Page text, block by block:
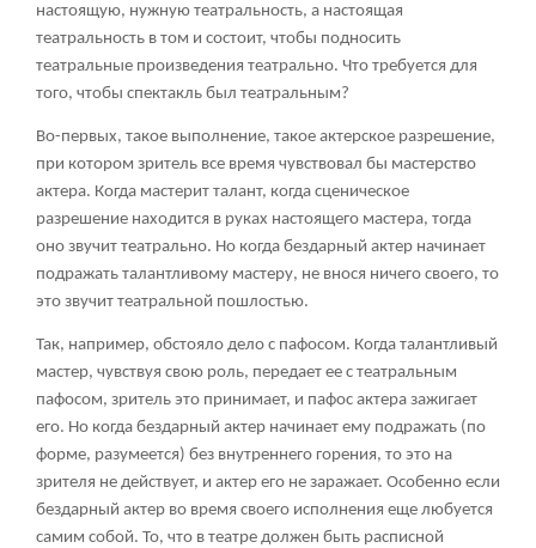
настоящую, нужную театральность, а настоящая
театральность в том и состоит, чтобы подносить
театральные произведения театрально. Что требуется для
того, чтобы спектакль был театральным?
Во-первых, такое выполнение, такое актерское разрешение,
при котором зритель все время чувствовал бы мастерство
актера. Когда мастерит талант, когда сценическое
разрешение находится в руках настоящего мастера, тогда
оно звучит театрально. Но когда бездарный актер начинает
подражать талантливому мастеру, не внося ничего своего, то
это звучит театральной пошлостью.
Так, например, обстояло дело с пафосом. Когда талантливый
мастер, чувствуя свою роль, передает ее с театральным
пафосом, зритель это принимает, и пафос актера зажигает
его. Но когда бездарный актер начинает ему подражать (по
форме, разумеется) без внутреннего горения, то это на
зрителя не действует, и актер его не заражает. Особенно если
бездарный актер во время своего исполнения еще любуется
самим собой. То, что в театре должен быть расписной